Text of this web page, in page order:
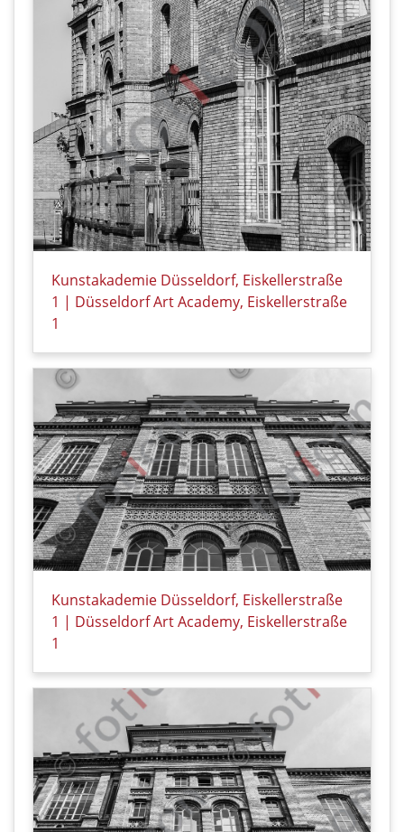
Kunstakademie Düsseldorf, Eiskellerstraße
1 | Düsseldorf Art Academy, Eiskellerstraße
1
Kunstakademie Düsseldorf, Eiskellerstraße
1 | Düsseldorf Art Academy, Eiskellerstraße
1